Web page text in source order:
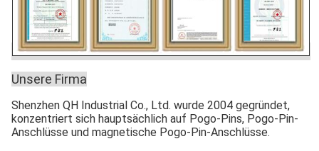
Unsere Firma
Shenzhen QH Industrial Co., Ltd. wurde 2004 gegründet,
konzentriert sich hauptsächlich auf Pogo-Pins, Pogo-Pin-
Anschlüsse und magnetische Pogo-Pin-Anschlüsse.